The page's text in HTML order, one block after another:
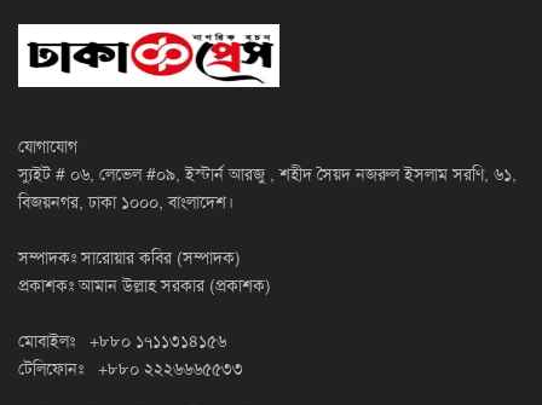
যোগাযোগ
স্যুইট # ০৬, লেভেল #০৯, ইস্টার্ন আরজু , শহীদ সৈয়দ নজরুল ইসলাম সরণি, ৬১,
বিজয়নগর, ঢাকা ১০০০, বাংলাদেশ।
সম্পাদকঃ সারোয়ার কবির (সম্পাদক)
প্রকাশকঃ আমান উল্লাহ সরকার (প্রকাশক)
মোবাইলঃ +৮৮০ ১৭১১৩১৪১৫৬
টেলিফোনঃ +৮৮০ ২২২৬৬৬৫৫৩৩